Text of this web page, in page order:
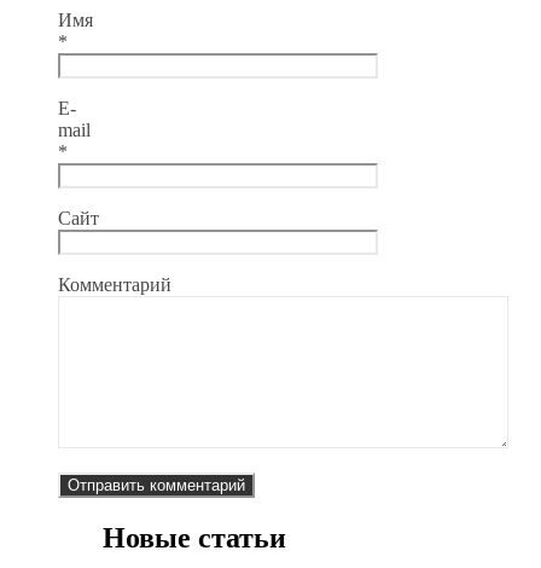
Имя
*
E-
mail
*
Сайт
Комментарий
Новые статьи